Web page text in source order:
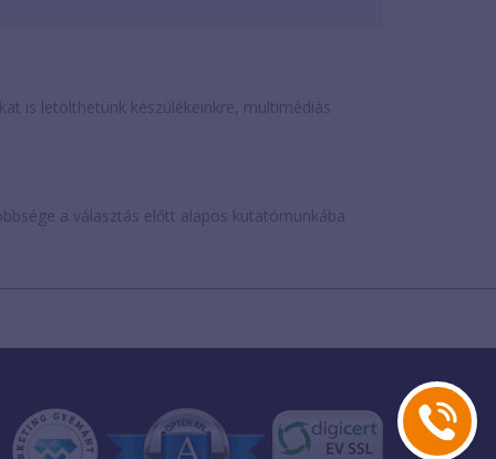
is letölthetünk készülékeinkre, multimédiás
a választás előtt alapos kutatómunkába